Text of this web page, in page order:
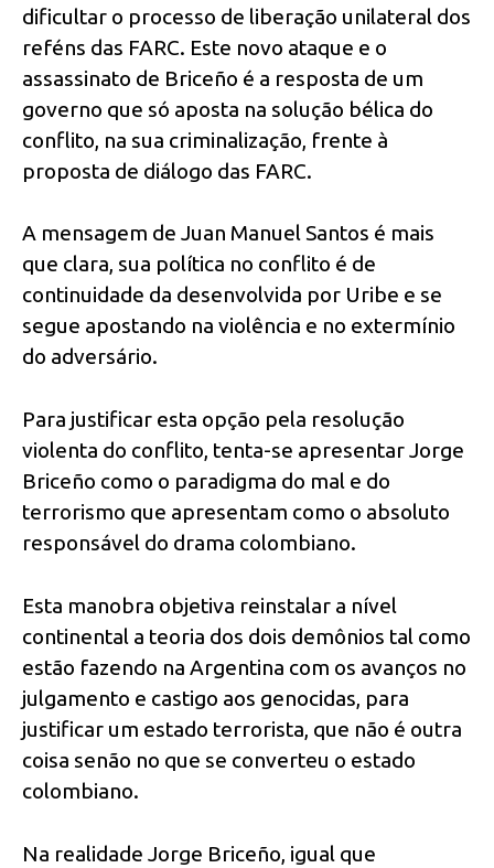
dificultar o processo de liberação unilateral dos
reféns das FARC. Este novo ataque e o
assassinato de Briceño é a resposta de um
governo que só aposta na solução bélica do
conflito, na sua criminalização, frente à
proposta de diálogo das FARC.
A mensagem de Juan Manuel Santos é mais
que clara, sua política no conflito é de
continuidade da desenvolvida por Uribe e se
segue apostando na violência e no extermínio
do adversário.
Para justificar esta opção pela resolução
violenta do conflito, tenta-se apresentar Jorge
Briceño como o paradigma do mal e do
terrorismo que apresentam como o absoluto
responsável do drama colombiano.
Esta manobra objetiva reinstalar a nível
continental a teoria dos dois demônios tal como
estão fazendo na Argentina com os avanços no
julgamento e castigo aos genocidas, para
justificar um estado terrorista, que não é outra
coisa senão no que se converteu o estado
colombiano.
Na realidade Jorge Briceño, igual que